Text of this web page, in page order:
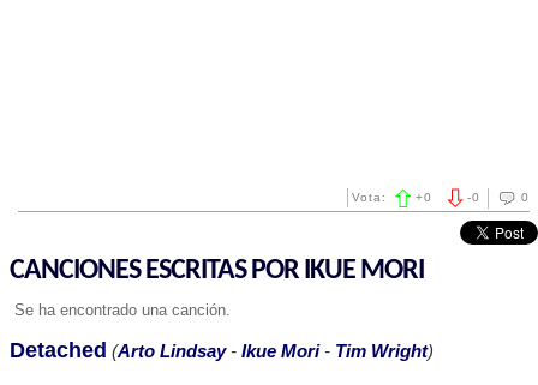
0
-0
Vota: +0
CANCIONES ESCRITAS POR IKUE MORI
Se ha encontrado una canción.
Detached (Arto Lindsay- Ikue Mori- Tim Wright)